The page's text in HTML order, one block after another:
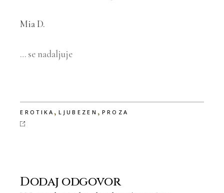
Mia D.
… se nadaljuje
EROTIKA ,LJUBEZEN , PROZA
Dodaj odgovor